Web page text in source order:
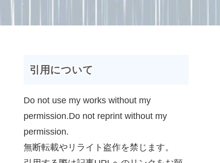
引用について
Do not use my works without my
permission.Do not reprint without my
permission.
無断転載やリライト盗作を禁じます。